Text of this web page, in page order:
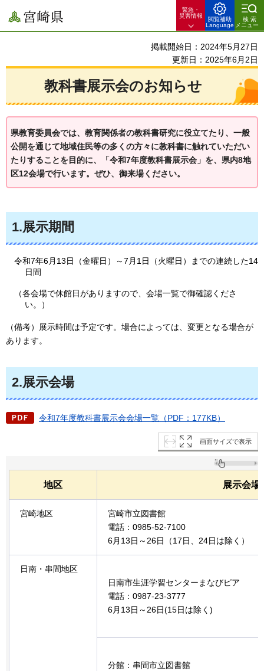
宮崎県
緊急・
災害情報
閲覧補助
Language
検索
メニュー
掲載開始日：2024年5月27日
更新日：2025年6月2日
教科書展示会のお知らせ
県教育委員会では、教育関係者の教科書研究に役立てたり、一般
公開を通じて地域住民等の多くの方々に教科書に触れていただい
たりすることを目的に、「令和7年度教科書展示会」を、県内8地
区12会場で行います。ぜひ、御来場ください。
1.展示期間
令和7年6月13日（金曜日）～7月1日（火曜日）までの連続した14
日間
（各会場で休館日がありますので、会場一覧で御確認くださ
い。）
（備考）展示時間は予定です。場合によっては、変更となる場合が
あります。
2.展示会場
令和7年度教科書展示会会場一覧（PDF：177KB）
画面サイズで表示
地区 展示会場
宮崎地区
宮崎市立図書館
電話：0985-52-7100
6月13日～26日（17日、24日は除く）
日南・串間地区
日南市生涯学習センターまなびピア
電話：0987-23-3777
6月13日～26日(15日は除く)
分館：串間市立図書館